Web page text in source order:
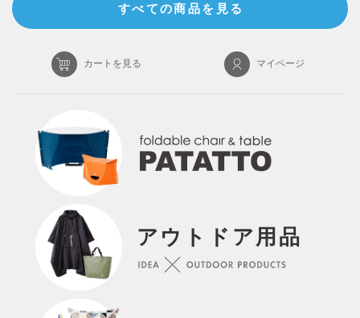
すべての商品を見る
カートを見る マイページ
アウトドア用品